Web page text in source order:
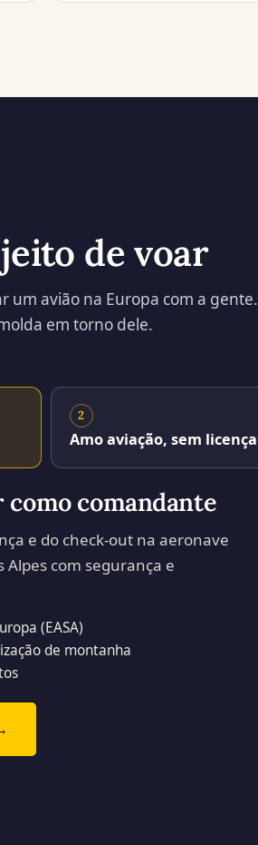
de voar
um avião na Europa com a gente.
em torno dele.
2
Amo aviação, sem licença
como comandante
e do check-out na aeronave
com segurança e
(EASA)
de montanha